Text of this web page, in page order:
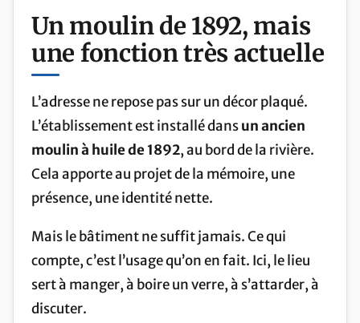
Un moulin de 1892, mais
une fonction très actuelle
L’adresse ne repose pas sur un décor plaqué.
L’établissement est installé dansun ancien
moulin à huile de 1892, au bord de la rivière.
Cela apporte au projet de la mémoire, une
présence, une identité nette.
Mais le bâtiment ne suffit jamais. Ce qui
compte, c’est l’usage qu’on en fait. Ici, le lieu
sert à manger, à boire un verre, à s’attarder, à
discuter.